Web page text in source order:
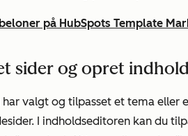
på HubSpots Template
sider og opret indhold
har valgt og tilpasset et tema eller
I indholdseditoren kan du